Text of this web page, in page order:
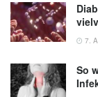
7.
So